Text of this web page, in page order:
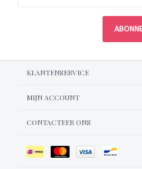
KLANTENSERVICE
MIJN ACCOUNT
CONTACTEER ONS